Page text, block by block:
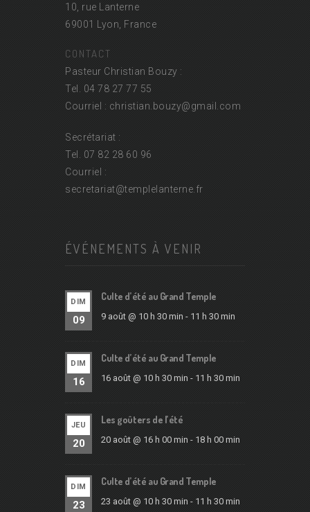
10, rue Lanterne
69001 Lyon, France
CONTACT
Pasteur Christian Bouzy :
Tel. 04 78 27 77 55
Courriel : christian.bouzy@gmail.com
Secrétariat :
Tel. 07 82 28 60 96
Courriel :
secretariat@templelanterne.fr
ÉVÉNEMENTS À VENIR
DIM
09
Culte d’été au Grand Temple
9 août @ 10 h 30 min - 11 h 30 min
DIM
16
Culte d’été au Grand Temple
16 août @ 10 h 30 min - 11 h 30 min
JEU
20
Les goûters de l’été
20 août @ 16 h 00 min - 18 h 00 min
DIM
23
Culte d’été au Grand Temple
23 août @ 10 h 30 min - 11 h 30 min